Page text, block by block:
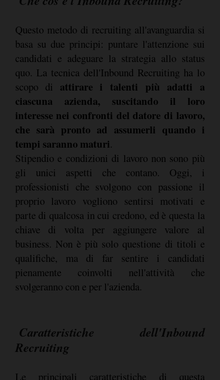
Questo metodo di recruiting all'avanguardia si
basa su due principi: puntare l'attenzione sui
candidati e adeguare la strategia allo status
quo. La tecnica dell'Inbound Recruiting ha lo
scopo di attirare i talenti più adatti a
ciascuna azienda, suscitando il loro
interesse nei confronti del datore di lavoro,
che sarà pronto ad assumerli quando i
tempi saranno maturi.
Stipendio e condizioni di lavoro non sono più
gli unici aspetti che contano. Oggi, i
professionisti che svolgono con passione il
proprio lavoro vogliono sentirsi motivati e
parte di qualcosa in cui credono, ed è questa la
chiave di volta per aggiungere valore al
business. Non è più solo questione di titoli e
qualifiche, ma di far sentire i candidati
pienamente coinvolti nell'attività che
svolgeranno con e per l'azienda.
Caratteristiche dell'Inbound
Recruiting
Le principali caratteristiche di questa